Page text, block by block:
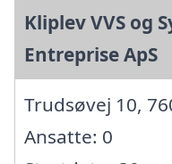
Kliplev VVS og
Entreprise ApS
Trudsøvej 10,
Ansatte: 0